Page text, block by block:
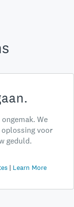
We
oplossing voor
geduld.
Learn More